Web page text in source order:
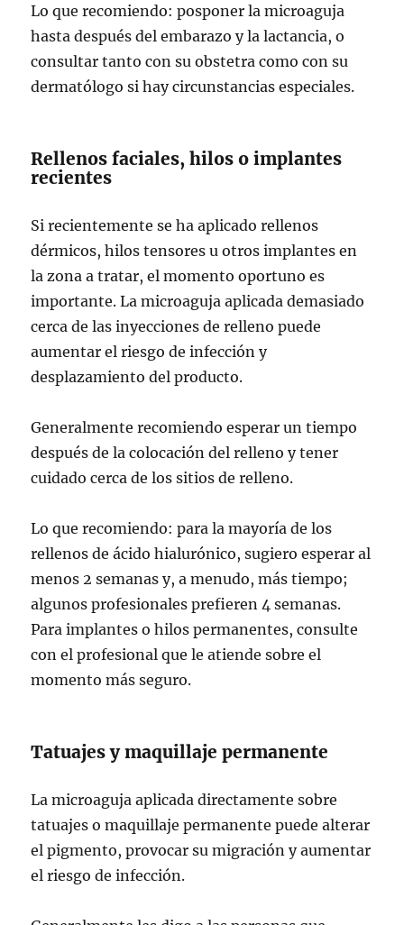
Lo que recomiendo: posponer la microaguja
hasta después del embarazo y la lactancia, o
consultar tanto con su obstetra como con su
dermatólogo si hay circunstancias especiales.
Rellenos faciales, hilos o implantes
recientes
Si recientemente se ha aplicado rellenos
dérmicos, hilos tensores u otros implantes en
la zona a tratar, el momento oportuno es
importante. La microaguja aplicada demasiado
cerca de las inyecciones de relleno puede
aumentar el riesgo de infección y
desplazamiento del producto.
Generalmente recomiendo esperar un tiempo
después de la colocación del relleno y tener
cuidado cerca de los sitios de relleno.
Lo que recomiendo: para la mayoría de los
rellenos de ácido hialurónico, sugiero esperar al
menos 2 semanas y, a menudo, más tiempo;
algunos profesionales prefieren 4 semanas.
Para implantes o hilos permanentes, consulte
con el profesional que le atiende sobre el
momento más seguro.
Tatuajes y maquillaje permanente
La microaguja aplicada directamente sobre
tatuajes o maquillaje permanente puede alterar
el pigmento, provocar su migración y aumentar
el riesgo de infección.